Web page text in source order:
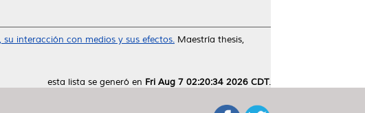
interacción con medios y sus efectos. Maestría thesis,
esta lista se generó en Fri Aug 7 02:20:34 2026 CDT.